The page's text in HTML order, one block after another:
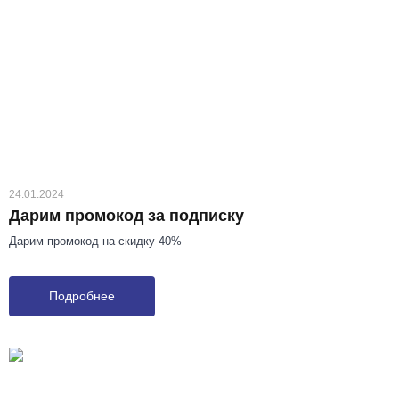
24.01.2024
Дарим промокод за подписку
Дарим промокод на скидку 40%
Подробнее